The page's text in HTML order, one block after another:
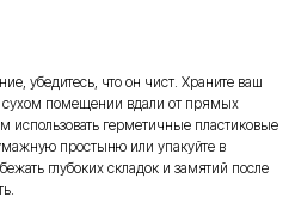
убедитесь, что он чист. Храните ваш
сухом помещении вдали от прямых
герметичные пластиковые
простыню или упакуйте в
глубоких складок и замятий после